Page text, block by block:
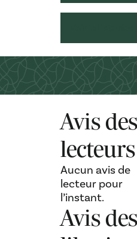
Avis des
lecteurs
Aucun avis de
lecteur pour
l’instant.
Avis des